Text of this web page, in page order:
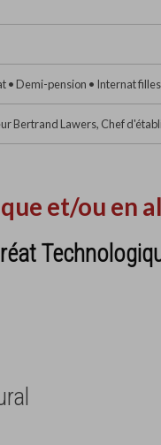
• Demi-pension • Internat
Bertrand Lawers, Chef
et/ou en